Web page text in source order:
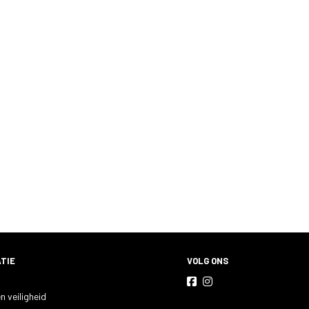
veiligheid
VOLG ONS